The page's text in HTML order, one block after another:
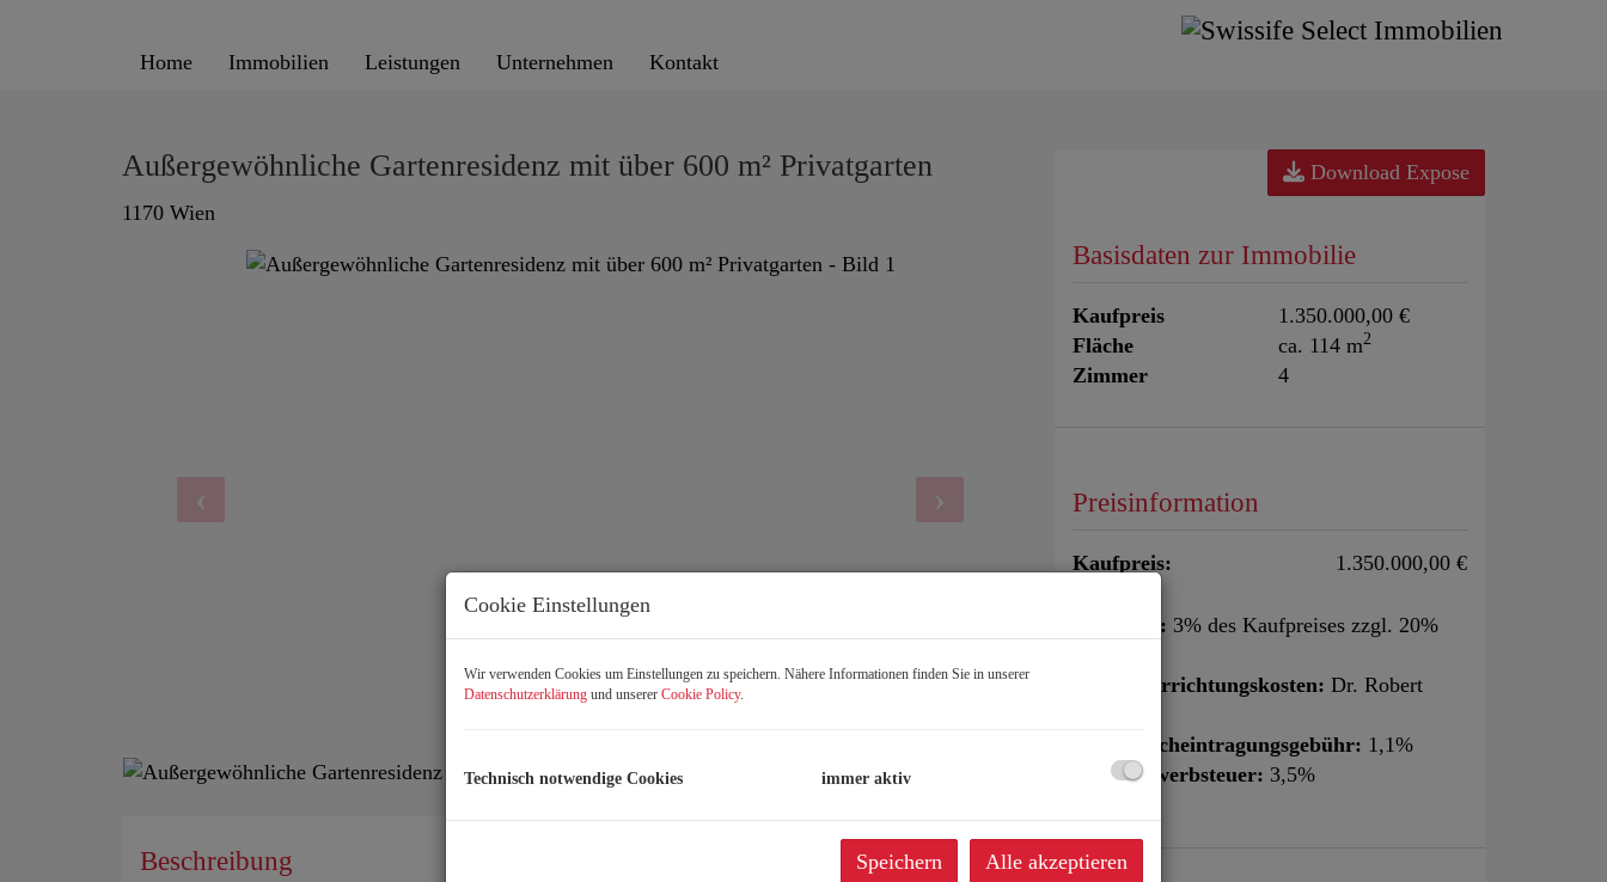
Home Immobilien Leistungen Unternehmen Kontakt
Außergewöhnliche Gartenresidenz mit über 600 m² Privatgarten
1170 Wien
Beschreibung
Download Expose
Basisdaten zur Immobilie
Kaufpreis
1.350.000,00 €
Fläche
ca. 114 m2
Zimmer 4
Preisinformation
Kaufpreis: 1.350.000,00 €
Provision: 3% des Kaufpreises zzgl. 20%
Vertragserrichtungskosten: Dr. Robert
Grundbucheintragungsgebühr: 1,1%
Grunderwerbsteuer: 3,5%
Cookie Einstellungen
Wir verwenden Cookies um Einstellungen zu speichern. Nähere Informationen finden Sie in unserer
Datenschutzerklärung und unserer Cookie Policy.
Technisch notwendige Cookies immer aktiv
Speichern Alle akzeptieren